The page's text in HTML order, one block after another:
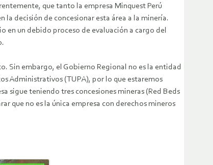
que tanto la empresa Minquest Perú
la decisión de concesionar esta área a la minería.
en un debido proceso de evaluación a cargo del
Sin embargo, el Gobierno Regional no es la entidad
Administrativos (TUPA), por lo que estaremos
sigue teniendo tres concesiones mineras (Red Beds
que no es la única empresa con derechos mineros